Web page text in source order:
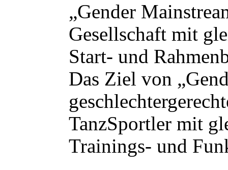
„Gender
Gesellschaft mit
Start- und
Das Ziel von
TanzSportler mit
Trainings- und